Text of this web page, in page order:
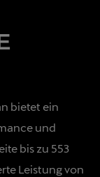
bietet ein
und
bis zu 553
Leistung von